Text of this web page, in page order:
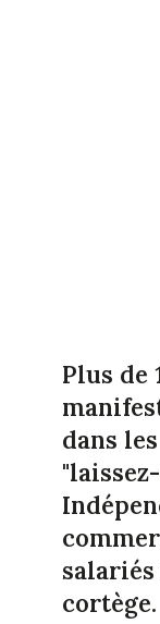
Plus de
dans
cortège.